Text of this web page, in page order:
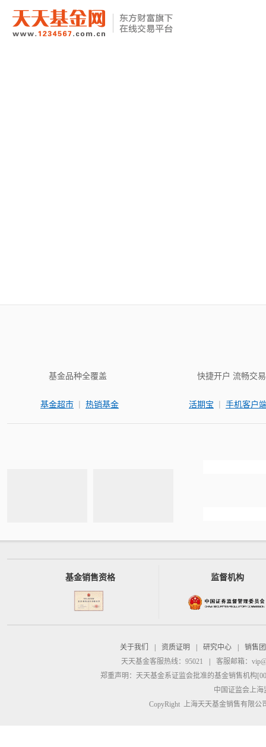
基金品种全覆盖
基金超市 | 热销基金
快捷开户 流畅交易
活期宝 | 手机客户
基金销售资格 监督机构
关于我们 资质证明 研究中心
销售
天天基金客服热线：95021
客服邮箱：
郑重声明： 天天基金系证监会批准的基金销售机构
中国证监会上
CopyRight 上海天天基金销售有限